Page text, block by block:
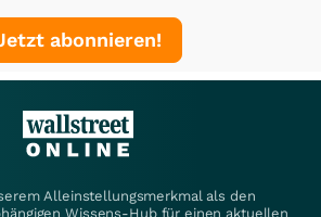
abonnieren!
Alleinstellungsmerkmal als den
Wissens-Hub für einen aktuellen